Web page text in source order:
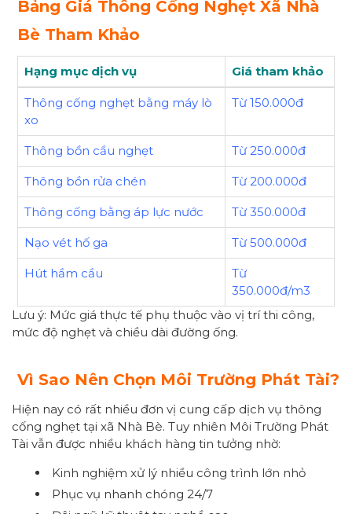
Bảng Giá Thông Cống Nghẹt Xã Nhà
Bè Tham Khảo
Hạng mục dịch vụ Giá tham khảo
Thông cống nghẹt bằng máy lò
xo
Từ 150.000đ
Thông bồn cầu nghẹt Từ 250.000đ
Thông bồn rửa chén Từ 200.000đ
Thông cống bằng áp lực nước Từ 350.000đ
Nạo vét hố ga Từ 500.000đ
Hút hầm cầu
Từ
350.000đ/m3
Lưu ý: Mức giá thực tế phụ thuộc vào vị trí thi công,
mức độ nghẹt và chiều dài đường ống.
Vì Sao Nên Chọn Môi Trường Phát Tài?
Hiện nay có rất nhiều đơn vị cung cấp dịch vụ thông
cống nghẹt tại xã Nhà Bè. Tuy nhiên Môi Trường Phát
Tài vẫn được nhiều khách hàng tin tưởng nhờ:
Kinh nghiệm xử lý nhiều công trình lớn nhỏ
Phục vụ nhanh chóng 24/7